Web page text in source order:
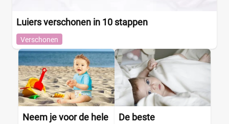
Luiers verschonen in 10 stappen
Verschonen
Neem je voor de hele
De beste